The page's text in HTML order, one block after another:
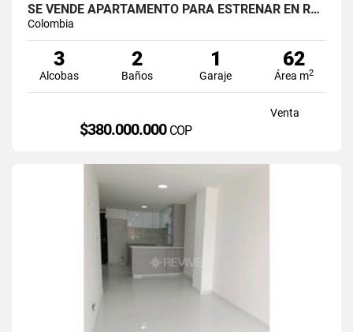
SE VENDE APARTAMENTO PARA ESTRENAR EN RESTREPO ANTONIO NARIÑO
Colombia
3
Alcobas
2
Baños
1
Garaje
62
Área m2
Venta
$380.000.000 COP